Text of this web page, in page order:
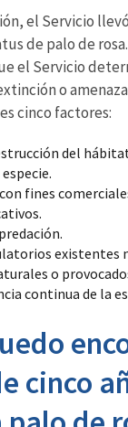
el Servicio
de palo de
el Servicio
o
cinco factores:
del
fines
existentes
o
continua de la
cinco